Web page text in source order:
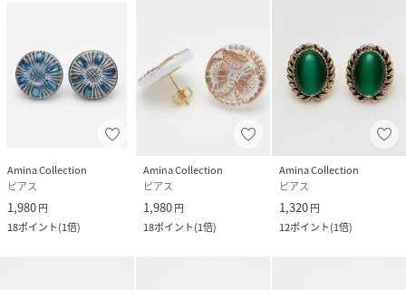
Amina Collection
ピアス
1,980円
18ポイント(1倍)
Amina Collection
ピアス
1,980円
18ポイント(1倍)
Amina Collection
ピアス
1,320円
12ポイント(1倍)